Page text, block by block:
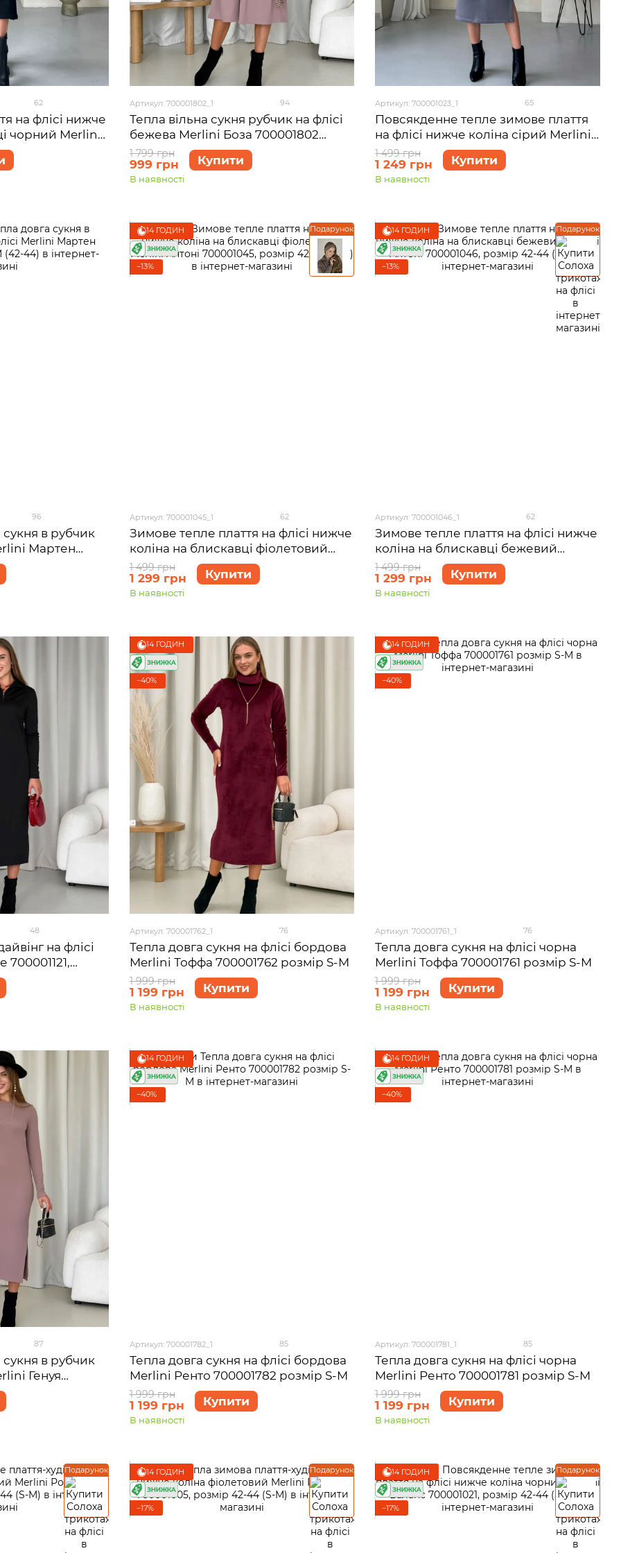
62
на флісі нижче
чорний Merlini
46-48 (L-
Артикул: 700001802_1 94
Тепла вільна сукня рубчик на флісі
бежева Merlini Боза 700001802
розмір S-M
1 799 грн
999 грн Купити
В наявності
Артикул: 700001023_1 65
Повсякденне тепле зимове плаття
на флісі нижче коліна сірий Merlini
Валанс 700001023, розмір 42-44 (S-
M)
1 499 грн
1 249 грн Купити
В наявності
96
сукня в рубчик
Мартен
(42-44)
Подарунок
14 ГОДИН
−13%
Артикул: 700001045_1 62
Зимове тепле плаття на флісі нижче
коліна на блискавці фіолетовий
Merlini Антоні 700001045, розмір 42-
44 (S-M)
1 499 грн
1 299 грн Купити
В наявності
Подарунок
14 ГОДИН
−13%
Артикул: 700001046_1 62
Зимове тепле плаття на флісі нижче
коліна на блискавці бежевий
Merlini Антоні 700001046, розмір 42-
44 (S-M)
1 499 грн
1 299 грн Купити
В наявності
48
на флісі
14 ГОДИН
−40%
Артикул: 700001762_1 76
Тепла довга сукня на флісі бордова
Merlini Тоффа 700001762 розмір S-M
1 999 грн
1 199 грн Купити
В наявності
14 ГОДИН
−40%
Артикул: 700001761_1 76
Тепла довга сукня на флісі чорна
Merlini Тоффа 700001761 розмір S-M
1 999 грн
1 199 грн Купити
В наявності
87
сукня в рубчик
Генуя
M (42-44)
14 ГОДИН
−40%
Артикул: 700001782_1 85
Тепла довга сукня на флісі бордова
Merlini Ренто 700001782 розмір S-M
1 999 грн
1 199 грн Купити
В наявності
14 ГОДИН
−40%
Артикул: 700001781_1 85
Тепла довга сукня на флісі чорна
Merlini Ренто 700001781 розмір S-M
1 999 грн
1 199 грн Купити
В наявності
Подарунок Подарунок
14 ГОДИН
−17%
Подарунок
14 ГОДИН
−17%